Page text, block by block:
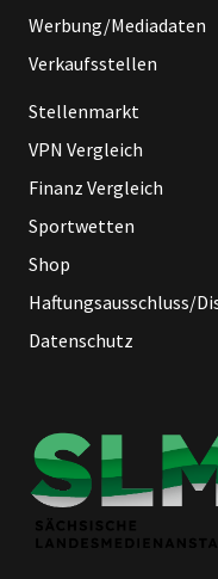
Werbung/Mediadaten
Verkaufsstellen
Stellenmarkt
VPN Vergleich
Finanz Vergleich
Sportwetten
Shop
Haftungsausschluss/
Datenschutz